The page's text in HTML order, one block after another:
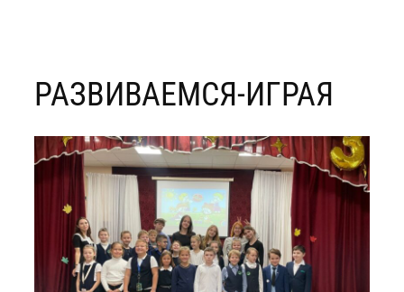
РАЗВИВАЕМСЯ-ИГРАЯ